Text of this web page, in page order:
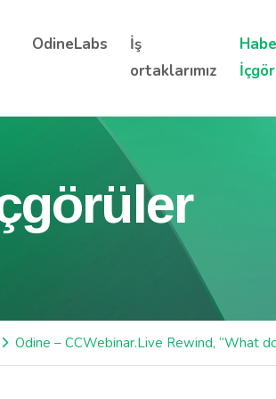
OdineLabs
İş
ortaklarımız
Odine – CCWebinar.Live Rewind, “What